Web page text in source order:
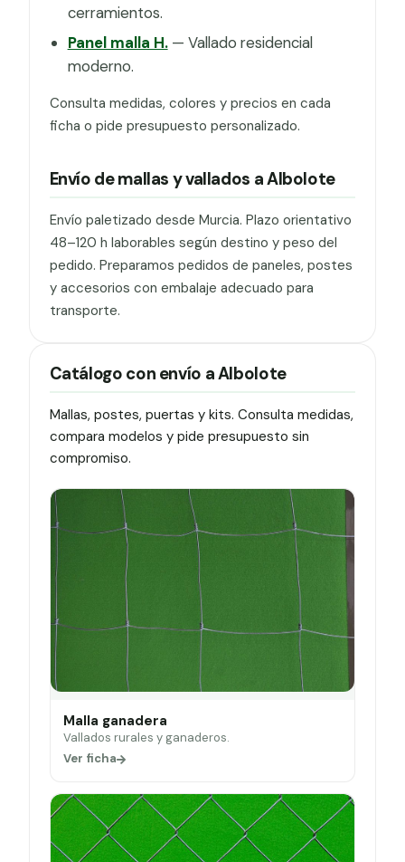
cerramientos.
Panel malla H.— Vallado residencial
moderno.
Consulta medidas, colores y precios en cada
ficha o pide presupuesto personalizado.
Envío de mallas y vallados a Albolote
Envío paletizado desde Murcia. Plazo orientativo
48–120 h laborables según destino y peso del
pedido. Preparamos pedidos de paneles, postes
y accesorios con embalaje adecuado para
transporte.
Catálogo con envío a Albolote
Mallas, postes, puertas y kits. Consulta medidas,
compara modelos y pide presupuesto sin
compromiso.
Malla ganadera
Vallados rurales y ganaderos.
Ver ficha